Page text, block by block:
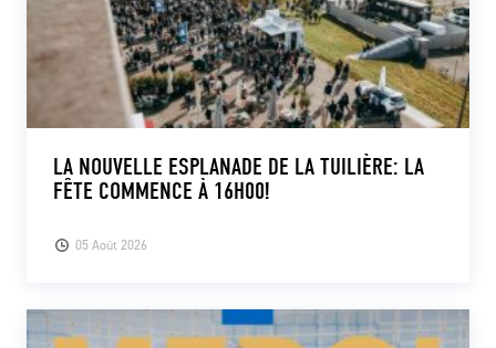
05 Août 2026
LA NOUVELLE ESPLANADE DE LA TUILIÈRE: LA
FÊTE COMMENCE À 16H00!